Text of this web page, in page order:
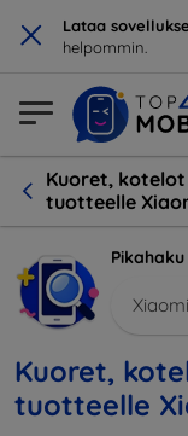
× Lataa
helpommin.
Kuoret,
tuotteelle
Pikahaku
Kuoret,
tuotteelle